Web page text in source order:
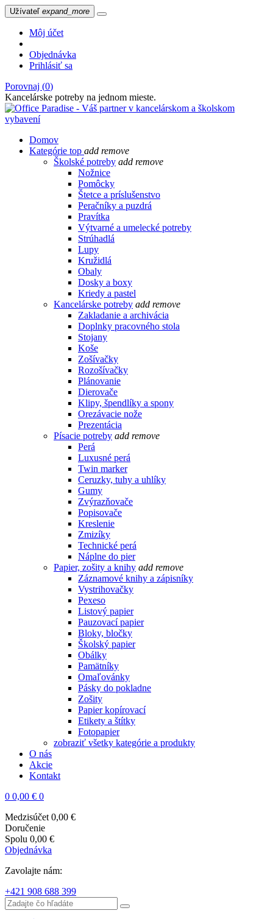
Užívateľ expand_more
Môj účet
Objednávka
Prihlásiť sa
Porovnaj (0)
Kancelárske potreby na jednom mieste.
Domov
Kategórie top add remove
Školské potreby add remove
Nožnice
Pomôcky
Štetce a príslušenstvo
Peračníky a puzdrá
Pravítka
Výtvarné a umelecké potreby
Strúhadlá
Lupy
Kružidlá
Obaly
Dosky a boxy
Kriedy a pastel
Kancelárske potreby add remove
Zakladanie a archivácia
Doplnky pracovného stola
Stojany
Koše
Zošívačky
Rozošívačky
Plánovanie
Dierovače
Klipy, špendlíky a spony
Orezávacie nože
Prezentácia
Písacie potreby add remove
Perá
Luxusné perá
Twin marker
Ceruzky, tuhy a uhlíky
Gumy
Zvýrazňovače
Popisovače
Kreslenie
Zmizíky
Technické perá
Náplne do pier
Papier, zošity a knihy add remove
Záznamové knihy a zápisníky
Vystrihovačky
Pexeso
Listový papier
Pauzovací papier
Bloky, bločky
Školský papier
Obálky
Pamätníky
Omaľovánky
Pásky do pokladne
Zošity
Papier kopírovací
Etikety a štítky
Fotopapier
zobraziť všetky kategórie a produkty
O nás
Akcie
Kontakt
0 0,00 € 0
Medzisúčet 0,00 €
Doručenie
Spolu 0,00 €
Objednávka
Zavolajte nám:
+421 908 688 399